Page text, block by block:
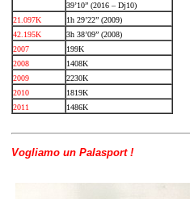
39’10” (2016 – Dj10)
21.097K
1h 29’22” (2009)
42.195K
3h 38’09” (2008)
2007
199K
2008
1408K
2009
2230K
2010
1819K
2011
1486K
Vogliamo un Palasport !